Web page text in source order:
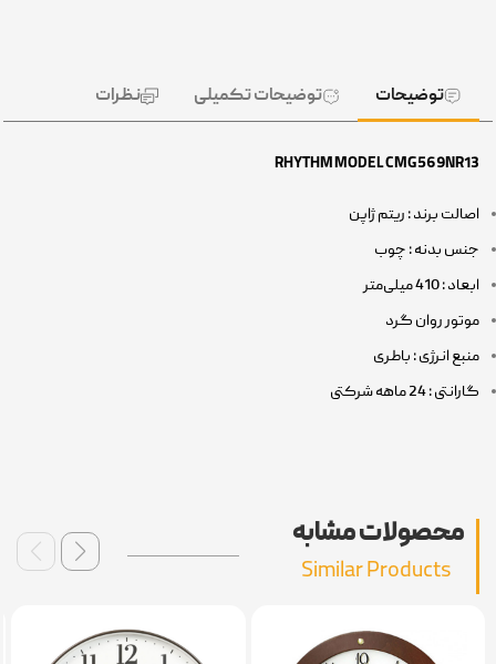
توضیحات توضیحات تکمیلی نظرات
RHYTHM MODEL CMG569NR13
اصالت برند : ریتم ژاپن
جنس بدنه : چوب
ابعاد : 410 میلی‌متر
موتور روان گرد
منبع انرژی : باطری
گارانتی : 24 ماهه شرکتی
محصولات مشابه
Similar Products